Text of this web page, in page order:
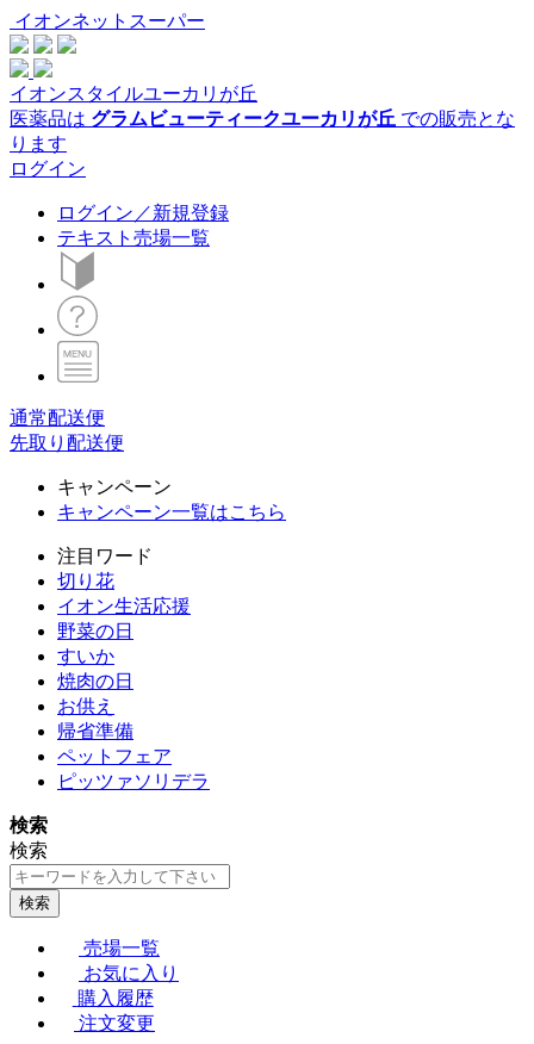
イオンネットスーパー
イオンスタイルユーカリが丘
医薬品は グラムビューティークユーカリが丘 での販売とな
ります
ログイン
ログイン／新規登録
テキスト売場一覧
通常配送便
先取り配送便
キャンペーン
キャンペーン一覧はこちら
注目ワード
切り花
イオン生活応援
野菜の日
すいか
焼肉の日
お供え
帰省準備
ペットフェア
ピッツァソリデラ
検索
検索
検索
売場一覧
お気に入り
購入履歴
注文変更